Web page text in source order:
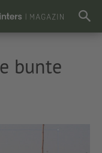
bunte